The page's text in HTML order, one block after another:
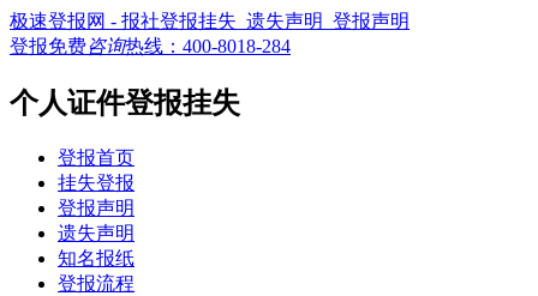
极速登报网 - 报社登报挂失_遗失声明_登报声明
登报免费咨询热线： 400-8018-284
个人证件登报挂失
登报首页
挂失登报
登报声明
遗失声明
知名报纸
登报流程